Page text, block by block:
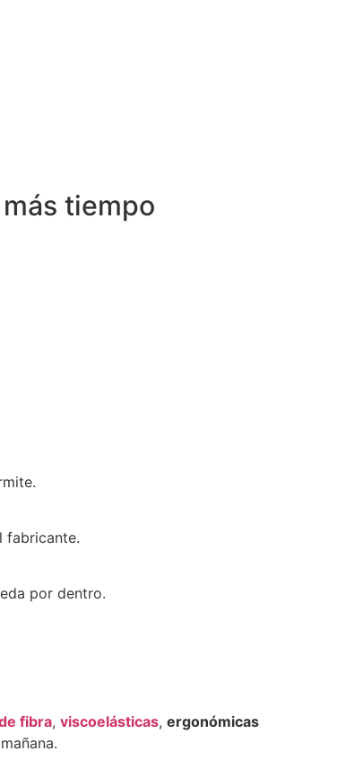
tiempo
fabricante.
por dentro.
fibra, viscoelásticas, ergonómicas